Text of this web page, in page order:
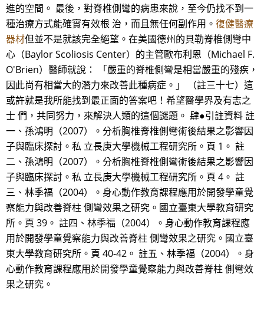
進的空間。 最後，對脊椎側彎的病患來說，至今仍找不到一
種治療方式能確實有效根 治，而且無任何副作用。 復健醫療
器材但並不是就該完全絕望。在美國德州的貝勒脊椎側彎中
心（Baylor Scoliosis Center）的主管歐布利恩（Michael F.
O'Brien）醫師就說： 「嚴重的脊椎側彎是相當嚴重的殘疾，
因此尚有相當大的潛力來改善此種病症。」 （註三十七）這
或許就是我所能找到最正面的答案吧！希望醫學界及有志之
士 們，共同努力，來解決人類的這個謎題。 肆●引註資料 註
一、孫鴻明（2007）。分析胸椎脊椎側彎術後結果之影響因
子與臨床探討。私 立長庚大學機械工程研究所。頁 1。 註
二、孫鴻明（2007）。分析胸椎脊椎側彎術後結果之影響因
子與臨床探討。私 立長庚大學機械工程研究所。頁 4。 註
三、林季福（2004）。身心動作教育課程應用於開發學童覺
察能力與改善脊柱 側彎效果之研究。國立臺東大學教育研究
所。頁 39。 註四、林季福（2004）。身心動作教育課程應
用於開發學童覺察能力與改善脊柱 側彎效果之研究。國立臺
東大學教育研究所。頁 40-42。 註五、林季福（2004）。身
心動作教育課程應用於開發學童覺察能力與改善脊柱 側彎效
果之研究。